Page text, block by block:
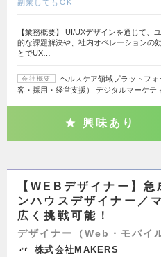
副業してもOK
【業務概要】 UI/UXデザインを通じて、
的な課題解決や、社内オペレーションの
とでUX…
会社概要
ヘルスケア領域プラットフ
客・採用・経営支援） デジタルマーケテ
興味あり
【WEBデザイナー】
ンハウスデザイナー／
広く挑戦可能！
デザイナー（Web・モバイ
株式会社MAKERS